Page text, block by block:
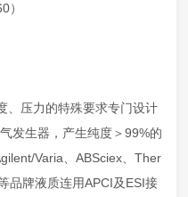
、压力的特殊要求专门设计
发生器，产生纯度＞99%的
Varia、ABSciex、Ther
品牌液质连用APCI及ESI接